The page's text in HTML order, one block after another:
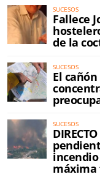
SUCESOS
Fallece
de la
SUCESOS
El
SUCESOS
máxima